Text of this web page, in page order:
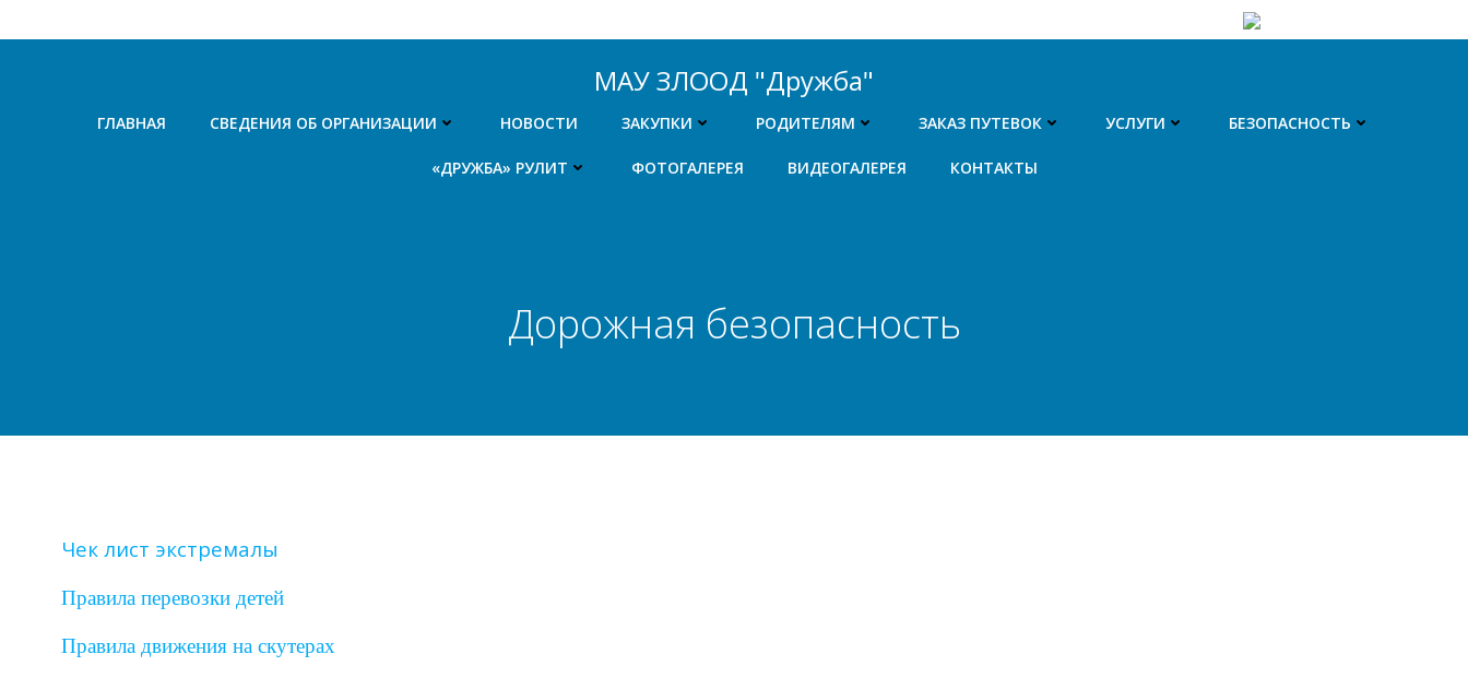
МАУ ЗЛООД "Дружба"
ГЛАВНАЯ СВЕДЕНИЯ ОБ ОРГАНИЗАЦИИ НОВОСТИ ЗАКУПКИ РОДИТЕЛЯМ ЗАКАЗ ПУТЕВОК УСЛУГИ БЕЗОПАСНОСТЬ
«ДРУЖБА» РУЛИТ ФОТОГАЛЕРЕЯ ВИДЕОГАЛЕРЕЯ КОНТАКТЫ
Дорожная безопасность
Чек лист экстремалы
Правила перевозки детей
Правила движения на скутерах